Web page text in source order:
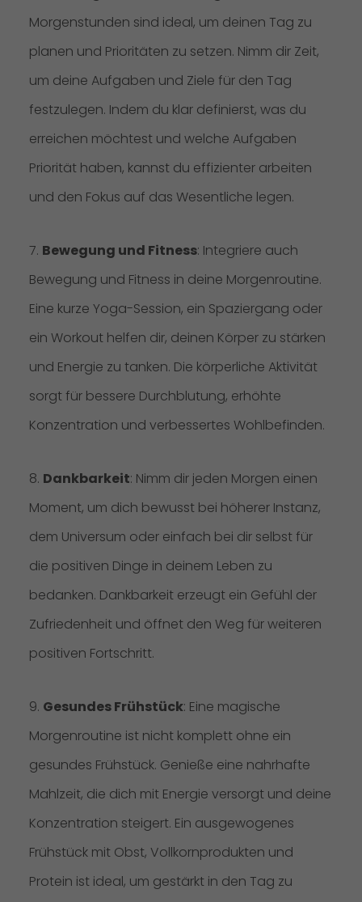
Morgenstunden sind ideal, um deinen Tag zu
planen und Prioritäten zu setzen. Nimm dir Zeit,
um deine Aufgaben und Ziele für den Tag
festzulegen. Indem du klar definierst, was du
erreichen möchtest und welche Aufgaben
Priorität haben, kannst du effizienter arbeiten
und den Fokus auf das Wesentliche legen.
7. Bewegung und Fitness: Integriere auch
Bewegung und Fitness in deine Morgenroutine.
Eine kurze Yoga-Session, ein Spaziergang oder
ein Workout helfen dir, deinen Körper zu stärken
und Energie zu tanken. Die körperliche Aktivität
sorgt für bessere Durchblutung, erhöhte
Konzentration und verbessertes Wohlbefinden.
8. Dankbarkeit: Nimm dir jeden Morgen einen
Moment, um dich bewusst bei höherer Instanz,
dem Universum oder einfach bei dir selbst für
die positiven Dinge in deinem Leben zu
bedanken. Dankbarkeit erzeugt ein Gefühl der
Zufriedenheit und öffnet den Weg für weiteren
positiven Fortschritt.
9. Gesundes Frühstück: Eine magische
Morgenroutine ist nicht komplett ohne ein
gesundes Frühstück. Genieße eine nahrhafte
Mahlzeit, die dich mit Energie versorgt und deine
Konzentration steigert. Ein ausgewogenes
Frühstück mit Obst, Vollkornprodukten und
Protein ist ideal, um gestärkt in den Tag zu